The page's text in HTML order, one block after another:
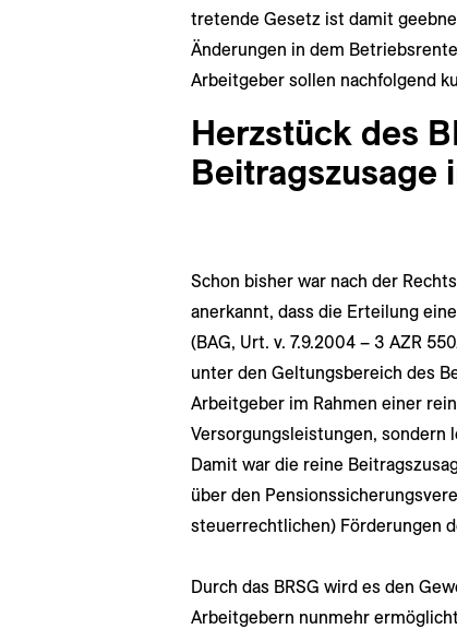
tretende Gesetz ist damit
Änderungen in dem
Arbeitgeber sollen nachfolgend
Herzstück des
Beitragszusage
Schon bisher war nach der
anerkannt, dass die Erteilung
(BAG, Urt. v. 7.9.2004 – 3 AZR
unter den Geltungsbereich des
Arbeitgeber im Rahmen einer
Versorgungsleistungen, sondern
Damit war die reine
über den
steuerrechtlichen) Förderungen
Durch das BRSG wird es den
Arbeitgebern nunmehr